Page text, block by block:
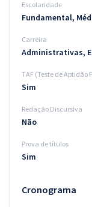
Escolaridade
Fundamental,
Carreira
Administrativas,
TAF (Teste de Aptidão
Sim
Redação Discursiva
Não
Prova de títulos
Sim
Cronograma